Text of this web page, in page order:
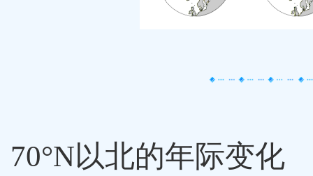
70°N以北的年际变化